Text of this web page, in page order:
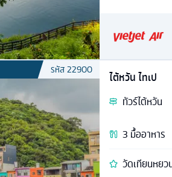
รหัส22900
ไต้หวัน ไทเป
ทัวร์ไต้หวัน
3 มื้ออาหาร
วัดเทียนหยว